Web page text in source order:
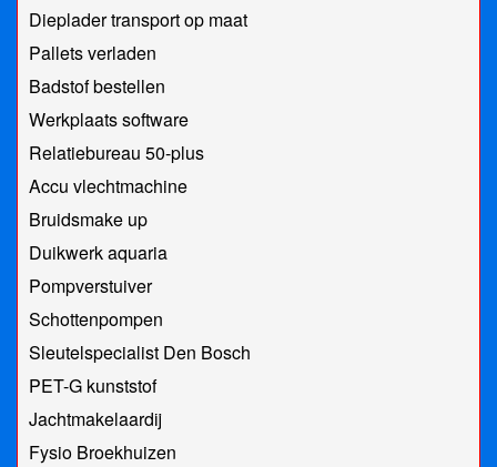
Dieplader transport op maat
Pallets verladen
Badstof bestellen
Werkplaats software
Relatiebureau 50-plus
Accu vlechtmachine
Bruidsmake up
Duikwerk aquaria
Pompverstuiver
Schottenpompen
Sleutelspecialist Den Bosch
PET-G kunststof
Jachtmakelaardij
Fysio Broekhuizen